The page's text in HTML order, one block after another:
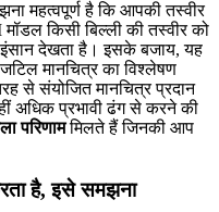
महत्वपूर्ण है कि आपकी तस्वीर
किसी बिल्ली की तस्वीर को
देखता है। इसके बजाय, यह
मानचित्र का विश्लेषण
से संयोजित मानचित्र प्रदान
अधिक प्रभावी ढंग से करने की
परिणाममिलते हैं जिनकी आप
है, इसे समझना